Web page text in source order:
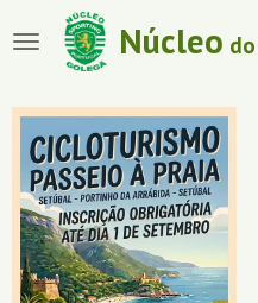
para
conteúdo
principal
Núcleo do